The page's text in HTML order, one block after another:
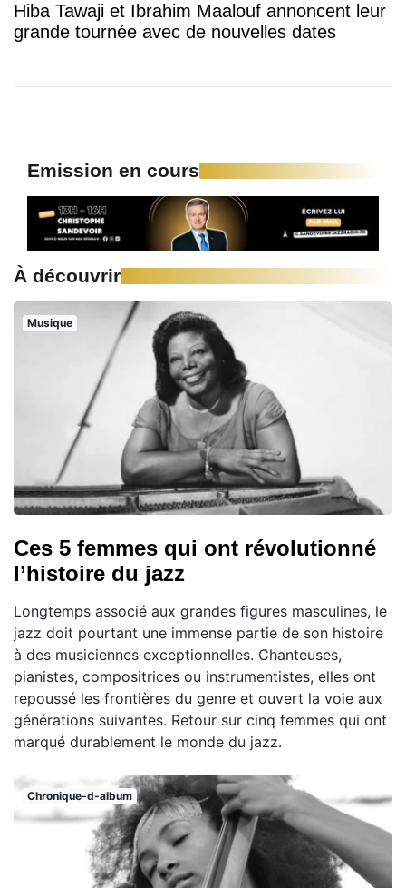
Hiba Tawaji et Ibrahim Maalouf annoncent leur
grande tournée avec de nouvelles dates
Emission en cours
À découvrir
Musique
Ces 5 femmes qui ont révolutionné
l’histoire du jazz
Longtemps associé aux grandes figures masculines, le
jazz doit pourtant une immense partie de son histoire
à des musiciennes exceptionnelles. Chanteuses,
pianistes, compositrices ou instrumentistes, elles ont
repoussé les frontières du genre et ouvert la voie aux
générations suivantes. Retour sur cinq femmes qui ont
marqué durablement le monde du jazz.
Chronique-d-album